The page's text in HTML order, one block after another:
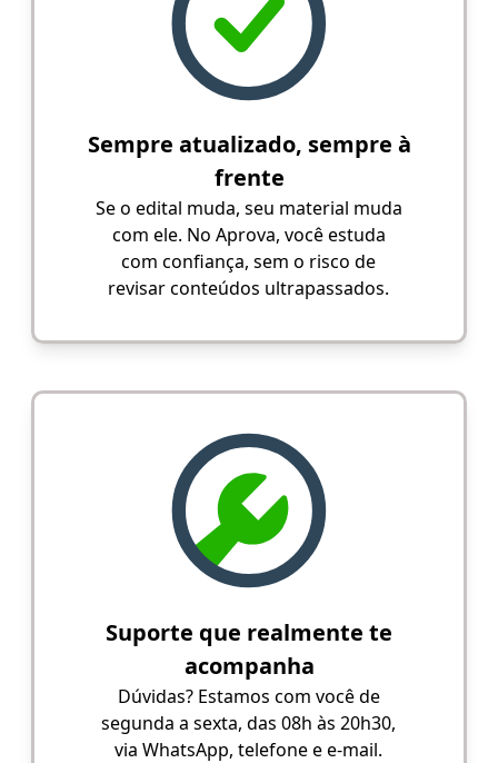
Sempre atualizado, sempre à
frente
Se o edital muda, seu material muda
com ele. No Aprova, você estuda
com confiança, sem o risco de
revisar conteúdos ultrapassados.
Suporte que realmente te
acompanha
Dúvidas? Estamos com você de
segunda a sexta, das 08h às 20h30,
via WhatsApp, telefone e e-mail.